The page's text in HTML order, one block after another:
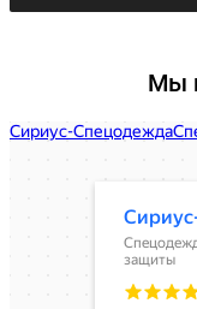
Мы